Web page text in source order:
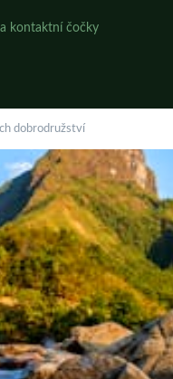
kontaktní čočky
dobrodružství